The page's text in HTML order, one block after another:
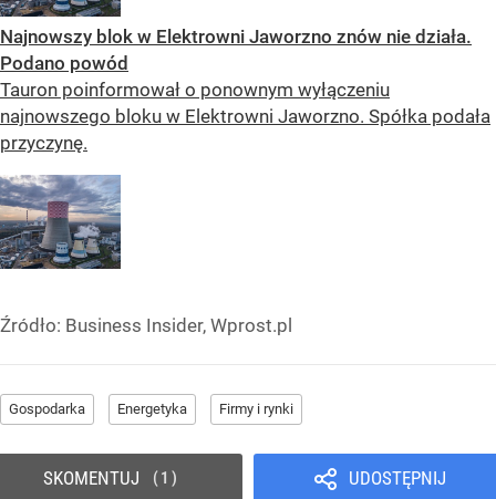
Najnowszy blok w Elektrowni Jaworzno znów nie działa.
Podano powód
Tauron poinformował o ponownym wyłączeniu
najnowszego bloku w Elektrowni Jaworzno. Spółka podała
przyczynę.
Źródło: Business Insider, Wprost.pl
Gospodarka Energetyka Firmy i rynki
UDOSTĘPNIJ
SKOMENTUJ 1